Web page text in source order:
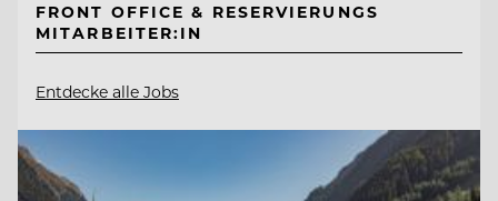
FRONT OFFICE & RESERVIERUNGS
MITARBEITER:IN
Entdecke alle Jobs